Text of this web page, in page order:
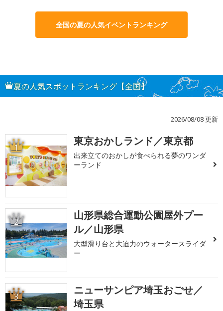
全国の夏の人気イベントランキング
夏の人気スポットランキング【全国】
2026/08/08 更新
1 東京おかしランド／東京都
出来立てのおかしが食べられる夢のワンダ
ーランド
2
山形県総合運動公園屋外プー
ル／山形県
大型滑り台と大迫力のウォータースライダ
ー
3
ニューサンピア埼玉おごせ／
埼玉県